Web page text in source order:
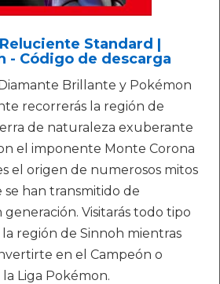
Standard |
- Código de descarga
Brillante y Pokémon
recorrerás la región de
de naturaleza exuberante
el imponente Monte Corona
el origen de numerosos mitos
se han transmitido de
Visitarás todo tipo
región de Sinnoh mientras
en el Campeón o
Liga Pokémon.